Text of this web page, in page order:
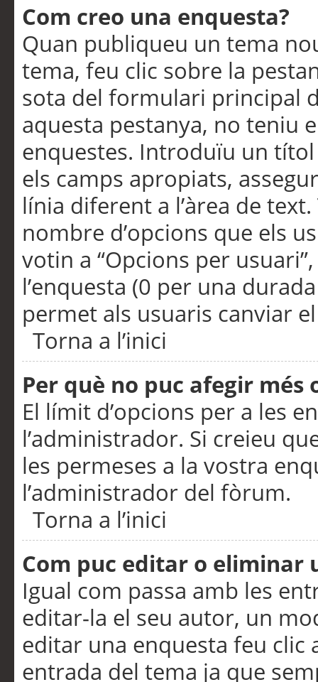
Com creo una enquesta?
Quan publiqueu un tema
tema, feu clic sobre la
sota del formulari principal
aquesta pestanya, no teniu
enquestes. Introduïu un
els camps apropiats,
línia diferent a l’àrea de
nombre d’opcions que els
votin a “Opcions per
l’enquesta (0 per una
permet als usuaris canviar
Torna a l’inici
Per què no puc afegir més
El límit d’opcions per a les
l’administrador. Si creieu
les permeses a la vostra
l’administrador del fòrum.
Torna a l’inici
Com puc editar o eliminar
Igual com passa amb les
editar-la el seu autor, un
editar una enquesta feu clic
entrada del tema ja que